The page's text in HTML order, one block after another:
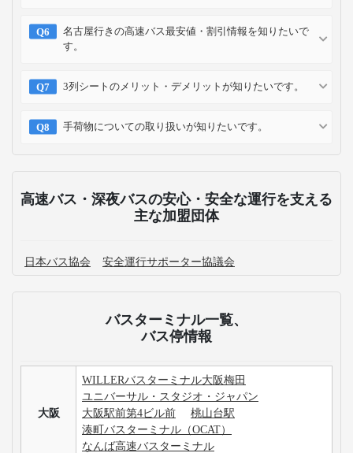
名古屋行きの高速バス最安値・割引情報を知りたいで
す。
3列シートのメリット・デメリットが知りたいです。
手荷物についての取り扱いが知りたいです。
高速バス・深夜バスの安心・安全な運行を支える
主な加盟団体
日本バス協会 安全運行サポーター協議会
バスターミナル一覧、
バス停情報
大阪
WILLERバスターミナル大阪梅田
ユニバーサル・スタジオ・ジャパン
大阪駅前第4ビル前
桃山台駅
湊町バスターミナル（OCAT）
なんば高速バスターミナル